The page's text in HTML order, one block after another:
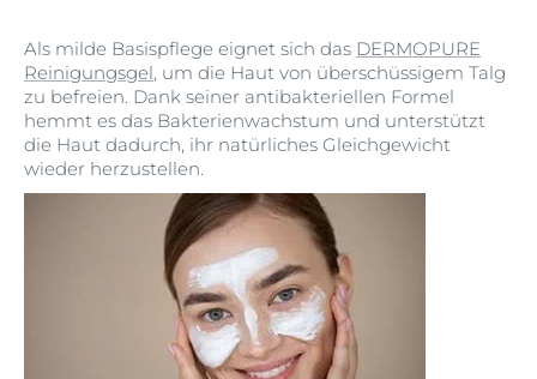
Als milde Basispflege eignet sich das DERMOPURE
Reinigungsgel, um die Haut von überschüssigem Talg
zu befreien. Dank seiner antibakteriellen Formel
hemmt es das Bakterienwachstum und unterstützt
die Haut dadurch, ihr natürliches Gleichgewicht
wieder herzustellen.